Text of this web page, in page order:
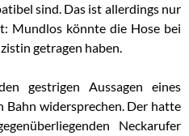
sind. Das ist allerdings nur
Mundlos könnte die Hose bei
getragen haben.
gestrigen Aussagen eines
Bahn widersprechen. Der hatte
Neckarufer